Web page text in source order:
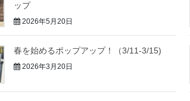
ップ
2026年5月20日
春を始めるポップアップ！（3/11-3/15)
2026年3月20日